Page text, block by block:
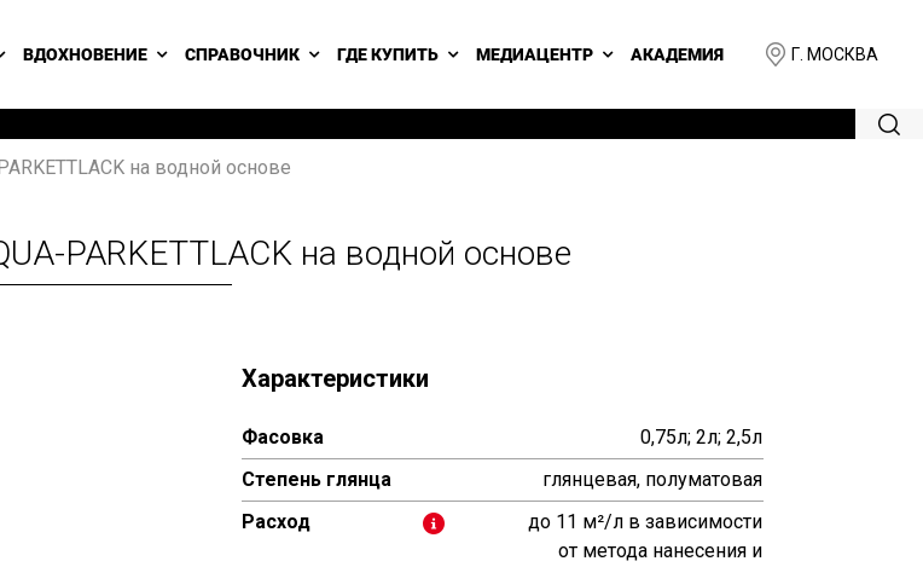
Г. МОСКВА
ВДОХНОВЕНИЕ СПРАВОЧНИК ГДЕ КУПИТЬ МЕДИАЦЕНТР АКАДЕМИЯ
на водной основе
PARKETTLACK на водной основе
Характеристики
Фасовка
0,75л; 2л; 2,5л
Степень глянца
глянцевая, полуматовая
Расход
до 11 м²/л в зависимости
от метода нанесения и